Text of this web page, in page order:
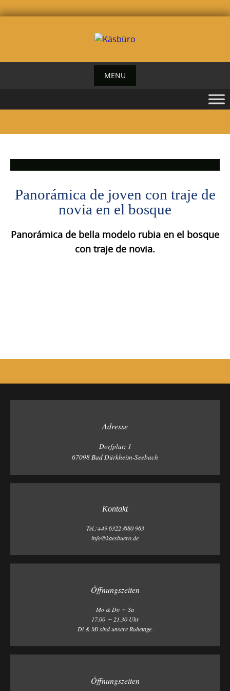
to
MENU
Panorámica de joven con traje de
novia en el bosque
Panorámica de bella modelo rubia en el bosque
con traje de novia.
Adresse
Dorfplatz 1
67098 Bad Dürkheim-Seebach
Kontakt
Tel.:+49 6322 /680 963
info@kaesbuero.de
Öffnungszeiten
Mo & Do ∼ Sa
17.00 ∼ 21.30 Uhr
Di & Mi sind unsere Ruhetage.
Öffnungszeiten